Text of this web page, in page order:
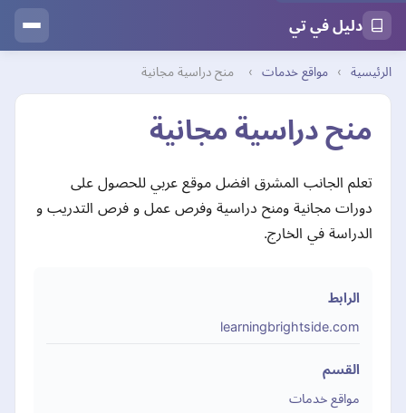
دليل في تي
الرئيسية › مواقع خدمات › منح دراسية مجانية
منح دراسية مجانية
تعلم الجانب المشرق افضل موقع عربي للحصول على
دورات مجانية ومنح دراسية وفرص عمل و فرص التدريب و
الدراسة في الخارج.
الرابط
learningbrightside.com
القسم
مواقع خدمات